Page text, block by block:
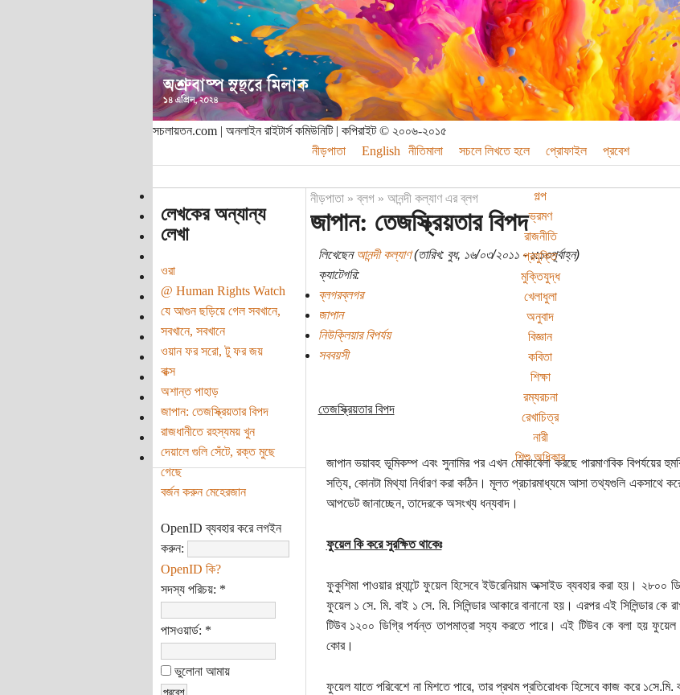
সচলায়তন.com | অনলাইন রাইটার্স কমিউনিটি | কপিরাইট © ২০০৬-২০১৫
নীড়পাতা
English নীতিমালা সচলে লিখতে হলে প্রোফাইল প্রবেশ
গল্প
ভ্রমণ
রাজনীতি
প্রযুক্তি
মুক্তিযুদ্ধ
খেলাধুলা
অনুবাদ
বিজ্ঞান
কবিতা
শিক্ষা
রম্যরচনা
রেখাচিত্র
নারী
শিশু অধিকার
লেখকের অন্যান্য
লেখা
ওরা
@ Human Rights Watch
যে আগুন ছড়িয়ে গেল সবখানে,
সবখানে, সবখানে
ওয়ান ফর সরো, টু ফর জয়
বাক্স
অশান্ত পাহাড়
জাপান: তেজস্ক্রিয়তার বিপদ
রাজধানীতে রহস্যময় খুন
দেয়ালে গুলি সেঁটে, রক্ত মুছে
গেছে
বর্জন করুন মেহেরজান
OpenID ব্যবহার করে লগইন
করুন:
OpenID কি?
সদস্য পরিচয়: *
পাসওয়ার্ড: *
ভুলোনা আমায়
নীড়পাতা»ব্লগ» আনন্দী কল্যাণ এর ব্লগ
জাপান: তেজস্ক্রিয়তার বিপদ
লিখেছেনআনন্দী কল্যাণ(তারিখ: বুধ, ১৬/০৩/২০১১ - ১:১৩পূর্বাহ্ন)
ক্যাটেগরি:
ব্লগরব্লগর
জাপান
নিউক্লিয়ার বিপর্যয়
সববয়সী
তেজস্ক্রিয়তার বিপদ
জাপান ভয়াবহ ভূমিকম্প এবং সুনামির পর এখন মোকাবেলা করছে পারমাণবিক বিপর্যয়ের
সত্যি, কোনটা মিথ্যা নির্ধারণ করা কঠিন। মূলত প্রচারমাধ্যমে আসা তথ্যগুলি একসাথে
আপডেট জানাচ্ছেন, তাদেরকে অসংখ্য ধন্যবাদ।
ফুয়েল কি করে সুরক্ষিত থাকেঃ
ফুকুশিমা পাওয়ার প্ল্যান্টে ফুয়েল হিসেবে ইউরেনিয়াম অক্সাইড ব্যবহার করা হয়।
ফুয়েল ১ সে. মি. বাই ১ সে. মি. সিলিন্ডার আকারে বানানো হয়। এরপর এই সিলিন্ডার কে
টিউব ১২০০ ডিগ্রি পর্যন্ত তাপমাত্রা সহ্য করতে পারে। এই টিউব কে বলা হয়
কোর।
ফুয়েল যাতে পরিবেশে না মিশতে পারে, তার প্রথম প্রতিরোধক হিসেবে কাজ করে ১সে.মি.